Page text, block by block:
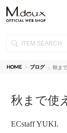
HOME ブログ 秋ま
秋まで使
ECstaff YUKI.